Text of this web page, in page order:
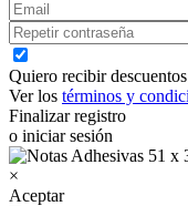
Quiero recibir
Ver los términos y
Finalizar registro
o iniciar sesión
×
Aceptar